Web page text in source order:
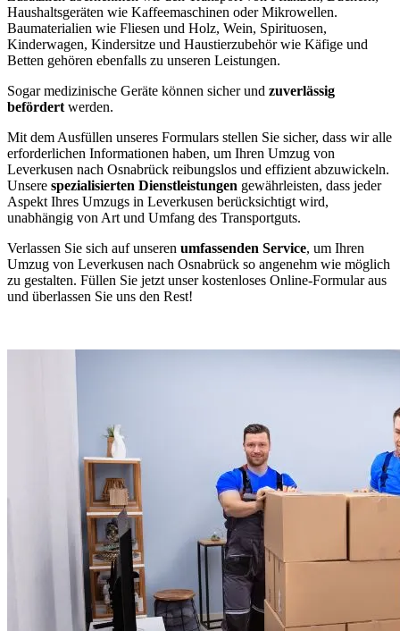
Haushaltsgeräten wie Kaffeemaschinen oder Mikrowellen.
Baumaterialien wie Fliesen und Holz, Wein, Spirituosen,
Kinderwagen, Kindersitze und Haustierzubehör wie Käfige und
Betten gehören ebenfalls zu unseren Leistungen.
Sogar medizinische Geräte können sicher und zuverlässig
befördert werden.
Mit dem Ausfüllen unseres Formulars stellen Sie sicher, dass wir alle
erforderlichen Informationen haben, um Ihren Umzug von
Leverkusen nach Osnabrück reibungslos und effizient abzuwickeln.
Unsere spezialisierten Dienstleistungen gewährleisten, dass jeder
Aspekt Ihres Umzugs in Leverkusen berücksichtigt wird,
unabhängig von Art und Umfang des Transportguts.
Verlassen Sie sich auf unseren umfassenden Service, um Ihren
Umzug von Leverkusen nach Osnabrück so angenehm wie möglich
zu gestalten. Füllen Sie jetzt unser kostenloses Online-Formular aus
und überlassen Sie uns den Rest!